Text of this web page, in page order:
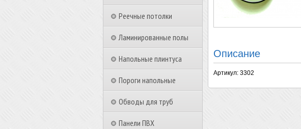
Реечные потолки
Ламинированные полы
Напольные плинтуса
Пороги напольные
Обводы для труб
Панели ПВХ
Описание
Артикул: 3302